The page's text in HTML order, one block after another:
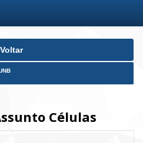
Voltar
Células